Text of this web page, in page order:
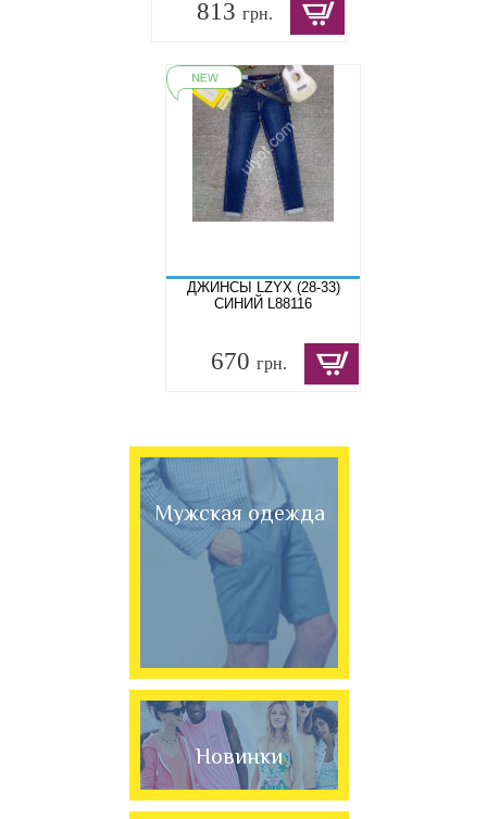
813 грн.
ДЖИНСЫ LZYX (28-33)
СИНИЙ L88116
670 грн.
Мужская одежда
Новинки